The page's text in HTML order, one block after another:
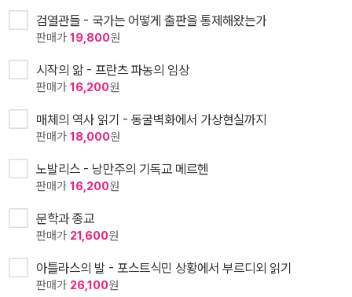
검열관들 - 국가는 어떻게 출판을 통제해왔는가
판매가 19,800원
시작의 앎 - 프란츠 파농의 임상
판매가 16,200원
매체의 역사 읽기 - 동굴벽화에서 가상현실까지
판매가 18,000원
노발리스 - 낭만주의 기독교 메르헨
판매가 16,200원
문학과 종교
판매가 21,600원
아틀라스의 발 - 포스트식민 상황에서 부르디외 읽기
판매가 26,100원